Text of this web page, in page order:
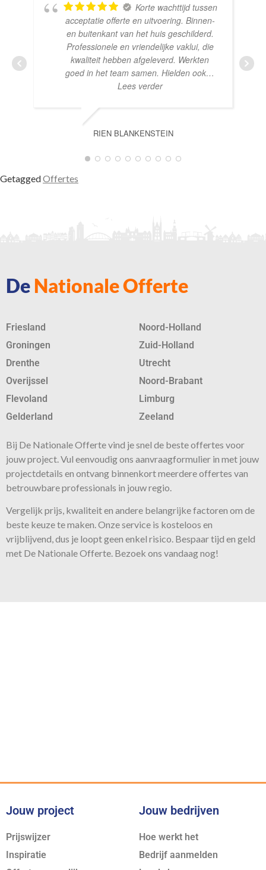
Korte wachttijd tussen
acceptatie offerte en uitvoering. Binnen-
en buitenkant van het huis geschilderd.
Professionele en vriendelijke vaklui, die
kwaliteit hebben afgeleverd. Werkten
goed in het team samen. Hielden ook…
Lees verder
RIEN BLANKENSTEIN
GetaggedOffertes
De Nationale Offerte
Friesland
Groningen
Drenthe
Overijssel
Flevoland
Gelderland
Noord-Holland
Zuid-Holland
Utrecht
Noord-Brabant
Limburg
Zeeland
Bij De Nationale Offerte vind je snel de besteoffertes voor
jouw project. Vul eenvoudig ons aanvraagformulier in met jouw
projectdetails en ontvang binnenkort meerdere offertes van
betrouwbare professionals in jouw regio.
Vergelijk prijs, kwaliteit en andere belangrijke factoren om de
beste keuze te maken. Onzeservice is kosteloos en
vrijblijvend, dus je loopt geen enkel risico. Bespaar tijd en geld
met De Nationale Offerte. Bezoek ons vandaag nog!
Jouw project
Prijswijzer
Inspiratie
Jouw bedrijven
Hoe werkt het
Bedrijf aanmelden